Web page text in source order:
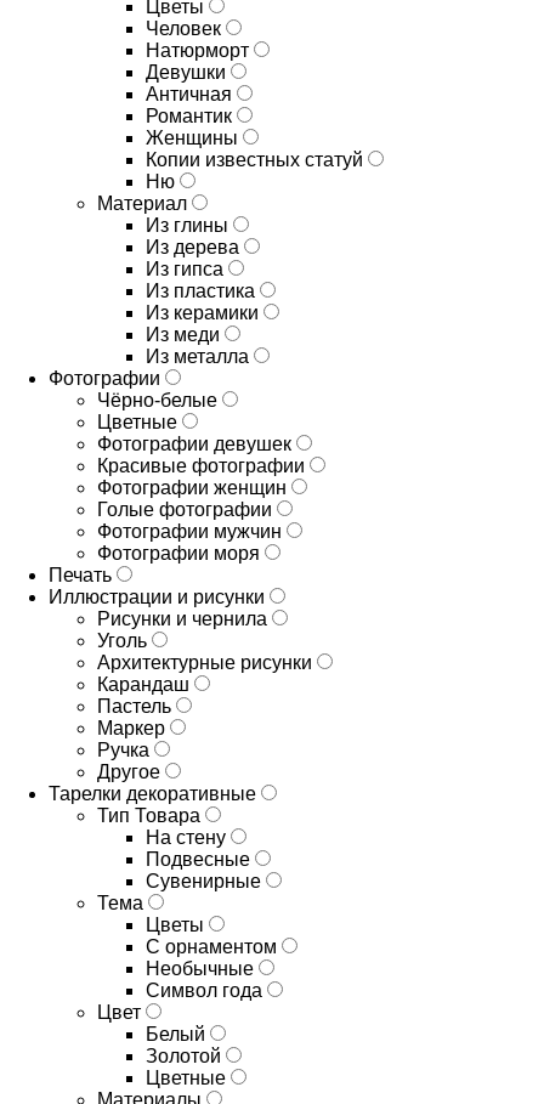
Цветы
Человек
Натюрморт
Девушки
Античная
Романтик
Женщины
Копии известных статуй
Ню
Материал
Из глины
Из дерева
Из гипса
Из пластика
Из керамики
Из меди
Из металла
Фотографии
Чёрно-белые
Цветные
Фотографии девушек
Красивые фотографии
Фотографии женщин
Голые фотографии
Фотографии мужчин
Фотографии моря
Печать
Иллюстрации и рисунки
Рисунки и чернила
Уголь
Архитектурные рисунки
Карандаш
Пастель
Маркер
Ручка
Другое
Тарелки декоративные
Тип Товара
На стену
Подвесные
Сувенирные
Тема
Цветы
С орнаментом
Необычные
Символ года
Цвет
Белый
Золотой
Цветные
Материалы